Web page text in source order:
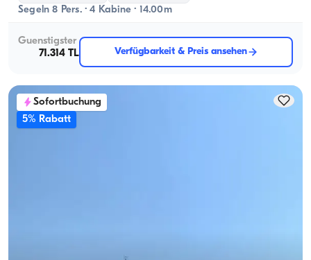
Segeln 8 Pers. · 4 Kabine · 14.00m
Guenstigster
71.314 TL
Verfügbarkeit & Preis ansehen
Sofortbuchung
5% Rabatt